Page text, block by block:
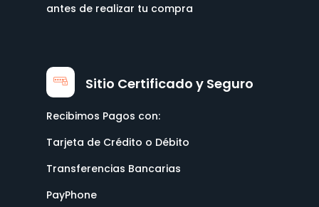
antes de realizar tu compra
Sitio Certificado y Seguro
Recibimos Pagos con:
Tarjeta de Crédito o Débito
Transferencias Bancarias
PayPhone